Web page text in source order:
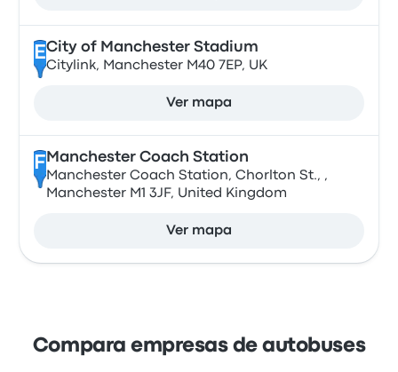
ECity of Manchester Stadium
Citylink, Manchester M40 7EP, UK
Ver mapa
F Manchester Coach Station
Manchester Coach Station, Chorlton St., ,
Manchester M1 3JF, United Kingdom
Ver mapa
Compara empresas de autobuses